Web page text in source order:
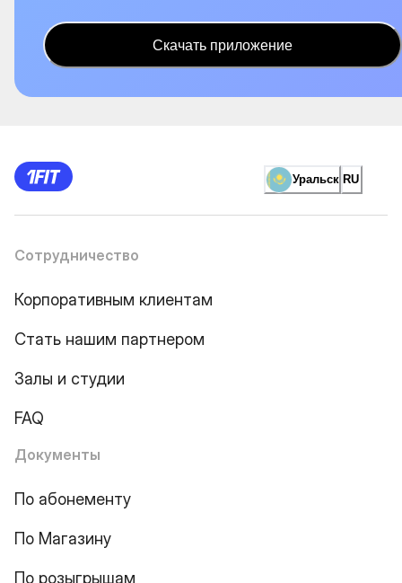
Скачать приложение
Уральск RU
Сотрудничество
Корпоративным клиентам
Стать нашим партнером
Залы и студии
FAQ
Документы
По абонементу
По Магазину
По розыгрышам